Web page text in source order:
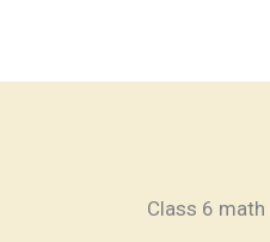
Class 6 math